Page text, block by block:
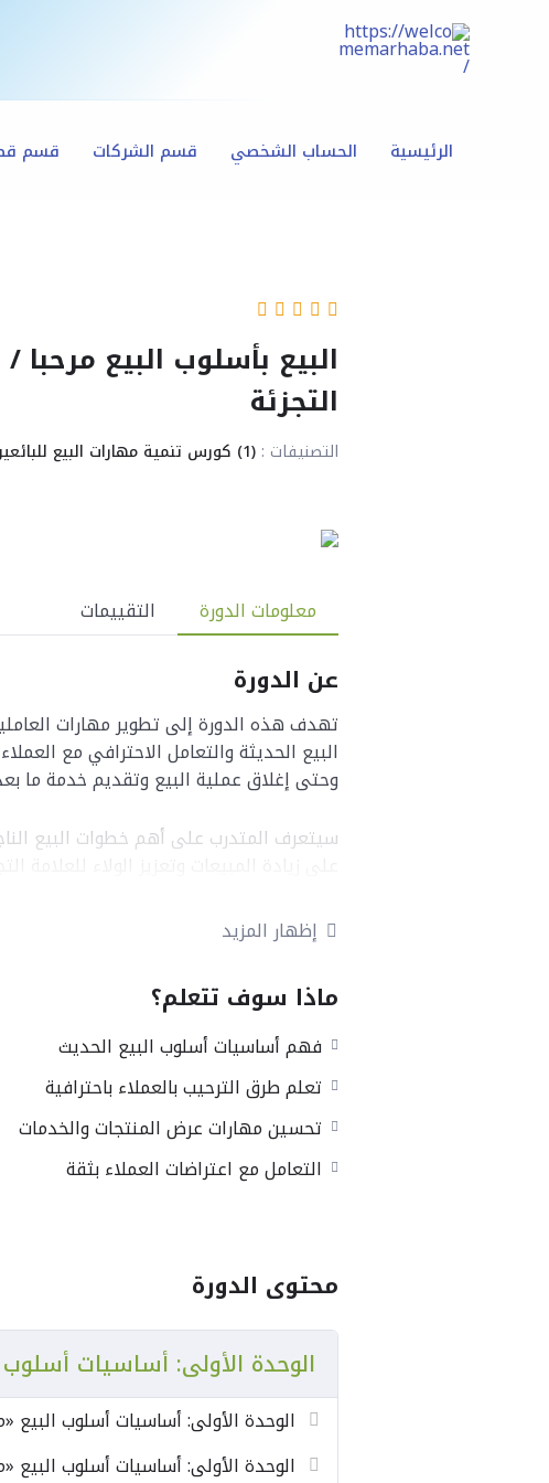
الرئيسية الحساب الشخصي قسم الشركات قسم
التجزئة
التصنيفات : (1) كورس تنمية مهارات البيع للبائعين في قطاع التجزئة وفق منهجية مرحباً / W.E.L.C.O.M.E
معلومات الدورة التقييمات
عن الدورة
تهدف هذه الدورة إلى تطوير مهارات
البيع الحديثة والتعامل الاحترافي مع
وحتى إغلاق عملية البيع وتقديم خدمة ما بعد
سيتعرف المتدرب على أهم خطوات البيع
أهداف الدورة
فهم أساسيات أسلوب البيع الحديث.
تطوير مهارات التواصل الفعال مع
تعلم كيفية الترحيب بالعميل وبناء
اكتساب مهارة تحليل احتياجات
تحسين طرق عرض المنتجات والخدمات
تعلم أساليب التعامل مع اعتراضات
إتقان مهارات إغلاق عمليات البيع بنجاح.
تعزيز خدمة ما بعد البيع وكسب ولاء
رفع كفاءة العاملين في قطاع التجزئة
الفئة المستهدفة
موظفو المبيعات.
العاملون في قطاع التجزئة.
موظفو خدمة العملاء.
أصحاب المتاجر والمشاريع الصغيرة.
الراغبون في تطوير مهارات البيع.
إظهار المزيد
ماذا سوف تتعلم؟
فهم أساسيات أسلوب البيع الحديث
تعلم طرق الترحيب بالعملاء باحترافية
تحسين مهارات عرض المنتجات والخدمات
التعامل مع اعتراضات العملاء بثقة
محتوى الدورة
الوحدة الأولى: أساسيات أسلوب
الوحدة الأولى: أساسيات أسلوب البيع
الوحدة الأولى: أساسيات أسلوب البيع